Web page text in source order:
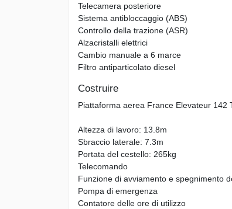
Telecamera posteriore
Sistema antibloccaggio (ABS)
Controllo della trazione (ASR)
Alzacristalli elettrici
Cambio manuale a 6 marce
Filtro antiparticolato diesel
Costruire
Piattaforma aerea France Elevateur 142
Altezza di lavoro: 13.8m
Sbraccio laterale: 7.3m
Portata del cestello: 265kg
Telecomando
Funzione di avviamento e spegnimento
Pompa di emergenza
Contatore delle ore di utilizzo